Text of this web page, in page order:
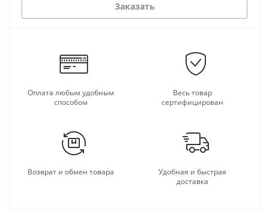
Заказать
Оплата любым удобным
способом
Весь товар
сертифицирован
Возврат и обмен товара
Удобная и быстрая
доставка